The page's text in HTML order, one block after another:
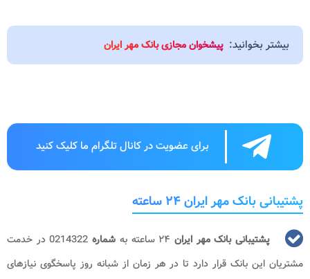
بیشتر بخوانید: پیشخوان مجازی بانک مهر ایران
برای عضویت در کانال تلگرام ما کلیک کنید
پشتیبانی بانک مهر ایران ۲۴ ساعته
پشتیبانی بانک مهر ایران شماره
0214322 در خدمت
مشتریان این بانک قرار دارد تا در هر زمان از شبانه روز پاسخگوی نیازهای